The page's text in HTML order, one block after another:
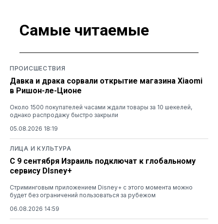
Самые читаемые
ПРОИСШЕСТВИЯ
Давка и драка сорвали открытие магазина Xiaomi
в Ришон-ле-Ционе
Около 1500 покупателей часами ждали товары за 10 шекелей,
однако распродажу быстро закрыли
05.08.2026 18:19
ЛИЦА И КУЛЬТУРА
С 9 сентября Израиль подключат к глобальному
сервису DIsney+
Стриминговым приложением Disney+ с этого момента можно
будет без ограничений пользоваться за рубежом
06.08.2026 14:59